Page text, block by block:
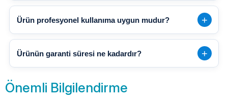
Ürün profesyonel kullanıma uygun mudur?
Ürünün garanti süresi ne kadardır?
Önemli Bilgilendirme